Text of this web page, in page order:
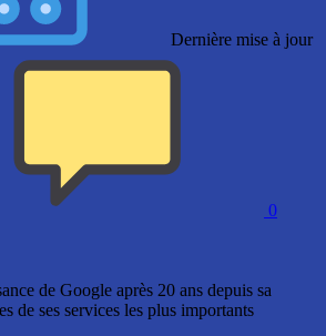
Dernière mise à jour
0
de Google après 20 ans depuis sa
de ses services les plus importants